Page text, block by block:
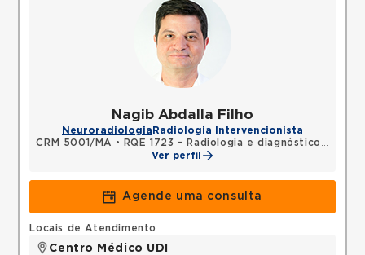
Nagib Abdalla Filho
Neuroradiologia Radiologia Intervencionista
CRM 5001/MA •
RQE 1723 - Radiologia e diagnóstico por imagem
Ver perfil
Agende uma consulta
Locais de Atendimento
Centro Médico UDI